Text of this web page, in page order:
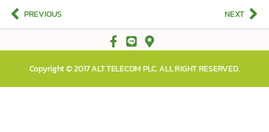
PREVIOUS NEXT
Copyright © 2017 ALT TELECOM PLC. ALL RIGHT RESERVED.